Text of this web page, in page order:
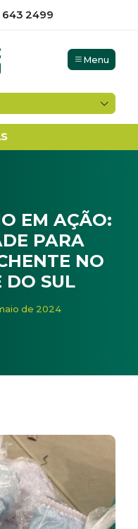
2499
Menu
EM AÇÃO:
PARA
NO
DO SUL
em ação:
de 2024